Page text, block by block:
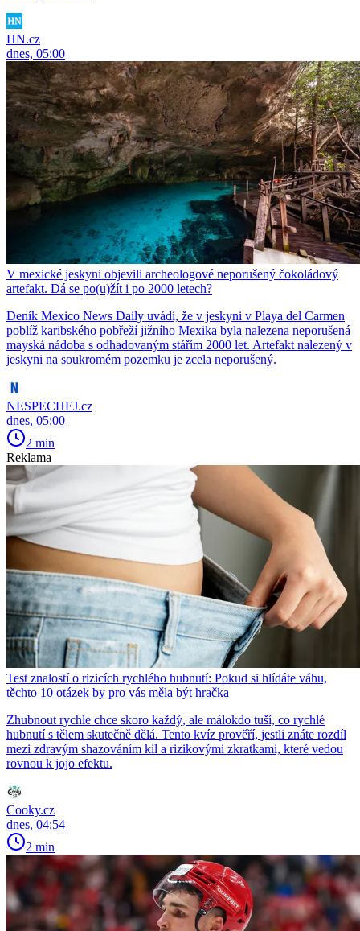
HN.cz
dnes, 05:00
V mexické jeskyni objevili archeologové neporušený čokoládový
artefakt. Dá se po(u)žít i po 2000 letech?
Deník Mexico News Daily uvádí, že v jeskyni v Playa del Carmen
poblíž karibského pobřeží jižního Mexika byla nalezena neporušená
mayská nádoba s odhadovaným stářím 2000 let. Artefakt nalezený v
jeskyni na soukromém pozemku je zcela neporušený.
NESPECHEJ.cz
dnes, 05:00
2 min
Reklama
Test znalostí o rizicích rychlého hubnutí: Pokud si hlídáte váhu,
těchto 10 otázek by pro vás měla být hračka
Zhubnout rychle chce skoro každý, ale málokdo tuší, co rychlé
hubnutí s tělem skutečně dělá. Tento kvíz prověří, jestli znáte rozdíl
mezi zdravým shazováním kil a rizikovými zkratkami, které vedou
rovnou k jojo efektu.
Cooky.cz
dnes, 04:54
2 min